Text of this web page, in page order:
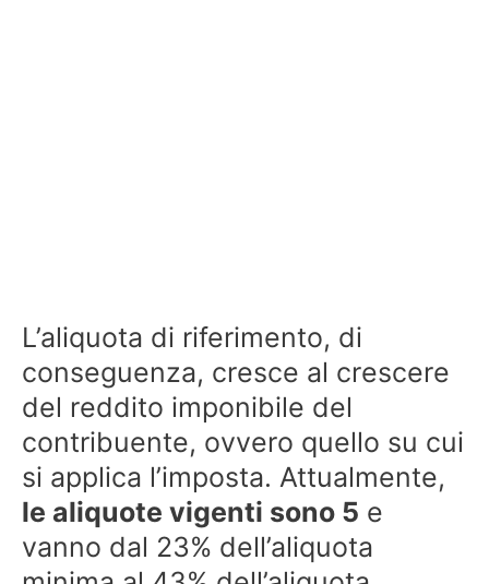
L’aliquota di riferimento, di
conseguenza, cresce al crescere
del reddito imponibile del
contribuente, ovvero quello su cui
si applica l’imposta. Attualmente,
le aliquote vigenti sono 5 e
vanno dal 23% dell’aliquota